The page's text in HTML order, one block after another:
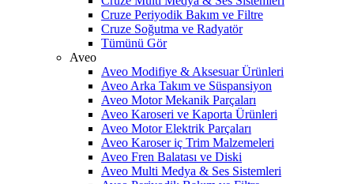
Cruze Periyodik Bakım ve Filtre
Cruze Soğutma ve Radyatör
Tümünü Gör
Aveo
Aveo Modifiye & Aksesuar Ürünleri
Aveo Arka Takım ve Süspansiyon
Aveo Motor Mekanik Parçaları
Aveo Karoseri ve Kaporta Ürünleri
Aveo Motor Elektrik Parçaları
Aveo Karoser iç Trim Malzemeleri
Aveo Fren Balatası ve Diski
Aveo Multi Medya & Ses Sistemleri